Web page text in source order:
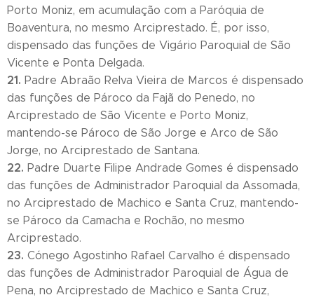
Porto Moniz, em acumulação com a Paróquia de
Boaventura, no mesmo Arciprestado. É, por isso,
dispensado das funções de Vigário Paroquial de São
Vicente e Ponta Delgada.
21. Padre Abraão Relva Vieira de Marcos é dispensado
das funções de Pároco da Fajã do Penedo, no
Arciprestado de São Vicente e Porto Moniz,
mantendo-se Pároco de São Jorge e Arco de São
Jorge, no Arciprestado de Santana.
22. Padre Duarte Filipe Andrade Gomes é dispensado
das funções de Administrador Paroquial da Assomada,
no Arciprestado de Machico e Santa Cruz, mantendo-
se Pároco da Camacha e Rochão, no mesmo
Arciprestado.
23. Cónego Agostinho Rafael Carvalho é dispensado
das funções de Administrador Paroquial de Água de
Pena, no Arciprestado de Machico e Santa Cruz,